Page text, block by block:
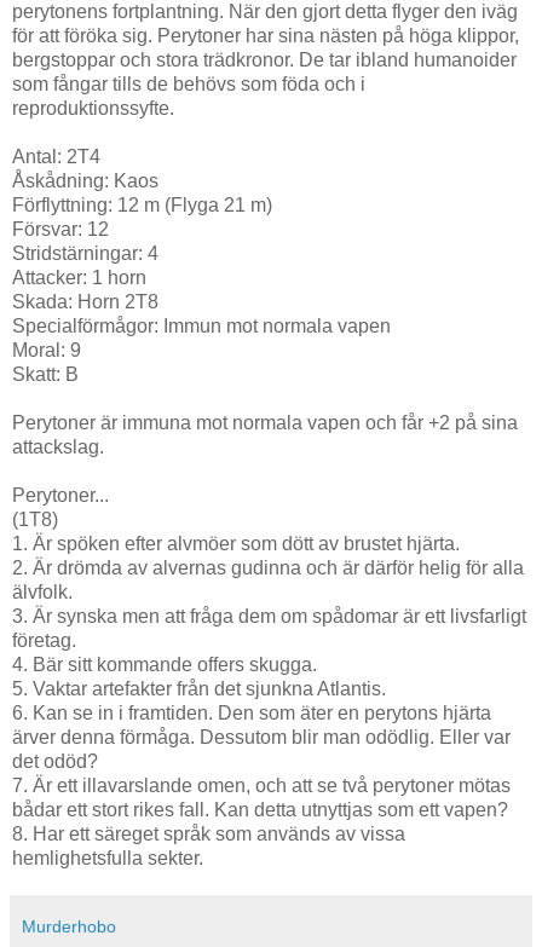
perytonens fortplantning. När den gjort detta flyger den iväg
för att föröka sig. Perytoner har sina nästen på höga klippor,
bergstoppar och stora trädkronor. De tar ibland humanoider
som fångar tills de behövs som föda och i
reproduktionssyfte.
Antal: 2T4
Åskådning: Kaos
Förflyttning: 12 m (Flyga 21 m)
Försvar: 12
Stridstärningar: 4
Attacker: 1 horn
Skada: Horn 2T8
Specialförmågor: Immun mot normala vapen
Moral: 9
Skatt: B
Perytoner är immuna mot normala vapen och får +2 på sina
attackslag.
Perytoner...
(1T8)
1. Är spöken efter alvmöer som dött av brustet hjärta.
2. Är drömda av alvernas gudinna och är därför helig för alla
älvfolk.
3. Är synska men att fråga dem om spådomar är ett livsfarligt
företag.
4. Bär sitt kommande offers skugga.
5. Vaktar artefakter från det sjunkna Atlantis.
6. Kan se in i framtiden. Den som äter en perytons hjärta
ärver denna förmåga. Dessutom blir man odödlig. Eller var
det odöd?
7. Är ett illavarslande omen, och att se två perytoner mötas
bådar ett stort rikes fall. Kan detta utnyttjas som ett vapen?
8. Har ett säreget språk som används av vissa
hemlighetsfulla sekter.
Murderhobo